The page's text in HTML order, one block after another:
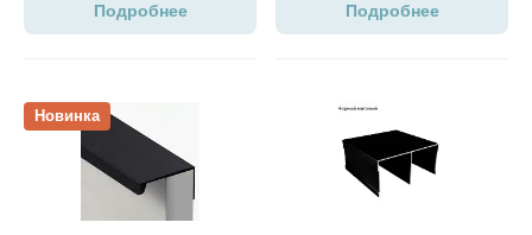
Подробнее Подробнее
Новинка
Открыть товар Открыть товар